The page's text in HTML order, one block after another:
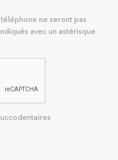
ne seront pas
avec un astérisque